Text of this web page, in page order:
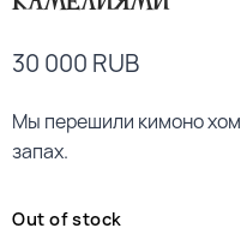
30 000 RUB
Мы перешили кимоно
запах.
Out of stock